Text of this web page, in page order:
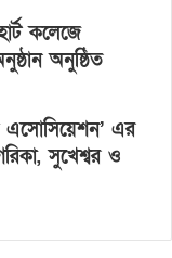
কলেজে
অনুষ্ঠিত
এসোসিয়েশন’ এর
সুখেশ্বর ও